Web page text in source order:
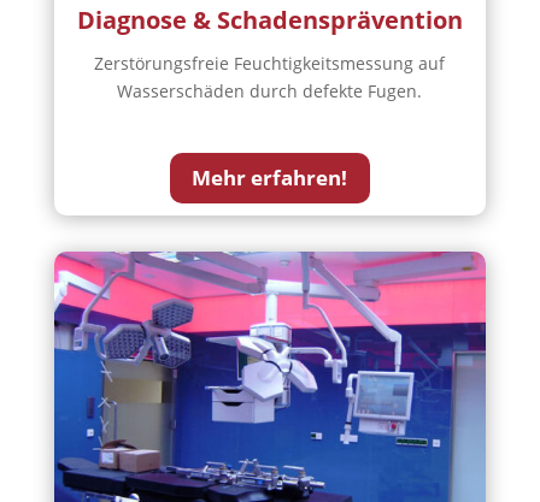
Diagnose & Schadensprävention
Zerstörungsfreie Feuchtigkeitsmessung auf
Wasserschäden durch defekte Fugen.
Mehr erfahren!